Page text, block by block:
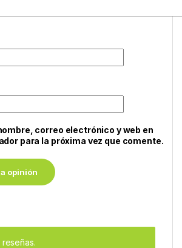
correo electrónico y web en
para la próxima vez que comente.